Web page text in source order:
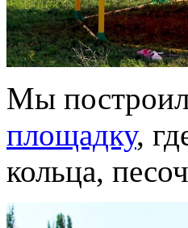
Мы
площадку,
кольца,